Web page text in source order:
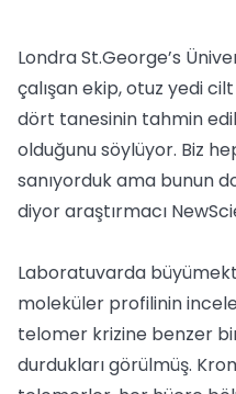
Londra St.George’s
çalışan ekip, otuz yedi
dört tanesinin tahmin
olduğunu söylüyor. Biz
sanıyorduk ama bunun
diyor araştırmacı
Laboratuvarda
moleküler profilinin
telomer krizine benzer
durdukları görülmüş.